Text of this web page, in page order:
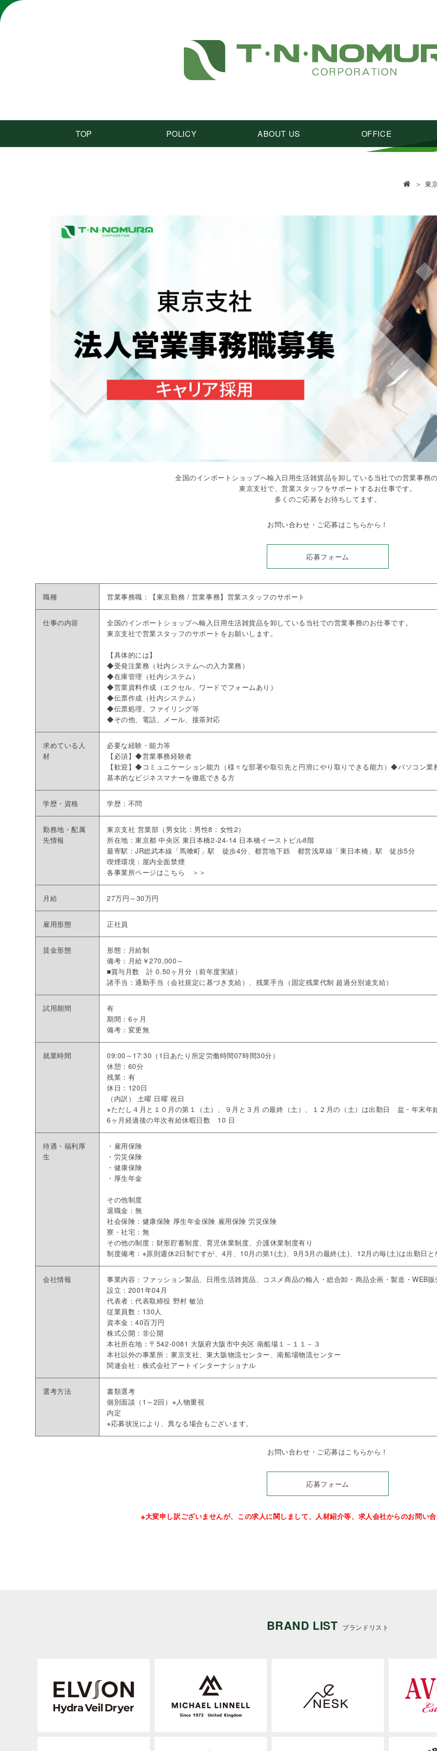
TOP POLICY ABOUT US OFFICE
＞ 東
全国のインポートショップへ輸入日用生活雑貨品を卸している当社での営業事務の
東京支社で、営業スタッフをサポートするお仕事です。
多くのご応募をお待ちしてます。
お問い合わせ・ご応募はこちらから！
応募フォーム
職種 営業事務職：【東京勤務 / 営業事務】営業スタッフのサポート
仕事の内容
全国のインポートショップへ輸入日用生活雑貨品を卸している当社での営業事務のお仕事です。
東京支社で営業スタッフのサポートをお願いします。
【具体的には】
◆受発注業務（社内システムへの入力業務）
◆在庫管理（社内システム）
◆営業資料作成（エクセル、ワードでフォームあり）
◆伝票作成（社内システム）
◆伝票処理、ファイリング等
◆その他、電話、メール、接茶対応
求めている人
材
必要な経験・能力等
【必須】◆営業事務経験者
【歓迎】◆コミュニケーション能力（様々な部署や取引先と円滑にやり取りできる能力）◆パソコン
基本的なビジネスマナーを徹底できる方
学歴・資格 学歴：不問
勤務地・配属
先情報
東京支社 営業部（男女比：男性8：女性2）
所在地：東京都 中央区 東日本橋2-24-14 日本橋イーストビル8階
最寄駅：JR総武本線「馬喰町」駅 徒歩4分、都営地下鉄 都営浅草線「東日本橋」駅 徒歩5分
喫煙環境：屋内全面禁煙
各事業所ページはこちら ＞＞
月給 27万円～30万円
雇用形態 正社員
賃金形態
形態：月給制
備考：月給￥270,000～
■賞与月数 計 0.50ヶ月分（前年度実績）
諸手当：通勤手当（会社規定に基づき支給）、残業手当（固定残業代制 超過分別途支給）
試用期間
有
期間：6ヶ月
備考：変更無
就業時間
09:00～17:30（1日あたり所定労働時間07時間30分）
休憩：60分
残業：有
休日：120日
（内訳） 土曜 日曜 祝日
※ただし４月と１０月の第１（土）、９月と３月 の最終（土）、１２月の（土）は出勤日 盆・年末年
6ヶ月経過後の年次有給休暇日数 10 日
待遇・福利厚
生
・雇用保険
・労災保険
・健康保険
・厚生年金
その他制度
退職金：無
社会保険：健康保険 厚生年金保険 雇用保険 労災保険
寮・社宅：無
その他の制度：財形貯蓄制度、育児休業制度、介護休業制度有り
制度備考：※原則週休2日制ですが、4月、10月の第1(土)、9月3月の最終(土)、12月の毎(土)は出勤日と
会社情報
事業内容：ファッション製品、日用生活雑貨品、コスメ商品の輸入・総合卸・商品企画・製造・WEB販
設立：2001年04月
代表者：代表取締役 野村 敏治
従業員数：130人
資本金：40百万円
株式公開：非公開
本社所在地：〒542-0081 大阪府大阪市中央区 南船場１－１１－３
本社以外の事業所：東京支社、東大阪物流センター、南船場物流センター
関連会社：株式会社アートインターナショナル
選考方法
書類選考
個別面談（1～2回）※人物重視
内定
※応募状況により、異なる場合もございます。
お問い合わせ・ご応募はこちらから！
応募フォーム
※大変申し訳ございませんが、この求人に関しまして、人材紹介等、求人会社からのお問い合
BRAND LIST ブランドリスト